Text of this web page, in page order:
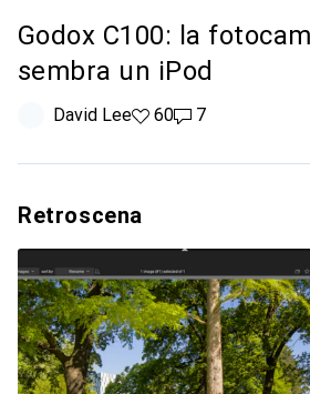
Godox C100: la
sembra un iPod
David Lee60 like
607 commenti
7
Retroscena